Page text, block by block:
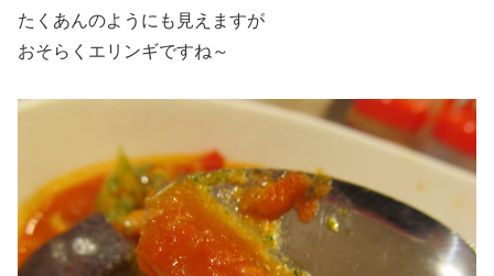
たくあんのようにも見えますが
おそらくエリンギですね～